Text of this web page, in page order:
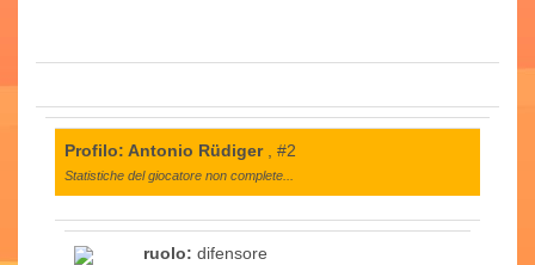
Profilo: Antonio Rüdiger, #2
Statistiche del giocatore non complete...
ruolo: difensore